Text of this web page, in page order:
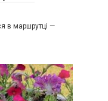
в маршрутці —